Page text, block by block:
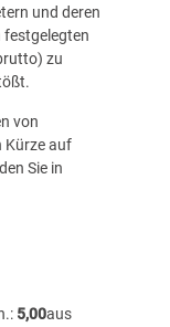
und deren
festgelegten
zu
von
Kürze auf
Sie in
5,00aus